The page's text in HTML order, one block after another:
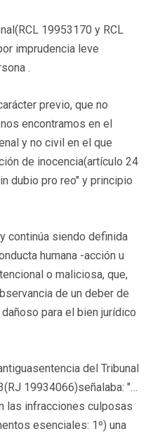
19953170 y RCL
imprudencia leve
.
previo, que no
encontramos en el
y no civil en el que
de inocencia(artículo 24
dubio pro reo" y principio
continúa siendo definida
humana -acción u
o maliciosa, que,
de un deber de
para el bien jurídico
del Tribunal
19934066)señalaba: "…
las infracciones culposas
esenciales: 1º) una